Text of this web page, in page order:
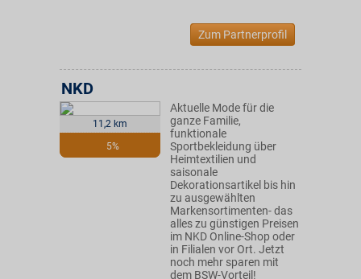
Zum Partnerprofil
11,2 km
5%
NKD
Aktuelle Mode für die
ganze Familie,
funktionale
Sportbekleidung über
Heimtextilien und
saisonale
Dekorationsartikel bis hin
zu ausgewählten
Markensortimenten- das
alles zu günstigen Preisen
im NKD Online-Shop oder
in Filialen vor Ort. Jetzt
noch mehr sparen mit
dem BSW-Vorteil!